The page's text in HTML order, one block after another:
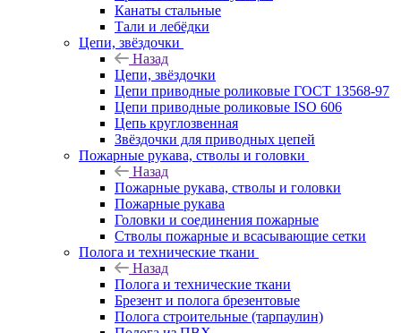
Канаты стальные
Тали и лебёдки
Цепи, звёздочки
Назад
Цепи, звёздочки
Цепи приводные роликовые ГОСТ 13568-97
Цепи приводные роликовые ISO 606
Цепь круглозвенная
Звёздочки для приводных цепей
Пожарные рукава, стволы и головки
Назад
Пожарные рукава, стволы и головки
Пожарные рукава
Головки и соединения пожарные
Стволы пожарные и всасывающие сетки
Полога и технические ткани
Назад
Полога и технические ткани
Брезент и полога брезентовые
Полога строительные (тарпаулин)